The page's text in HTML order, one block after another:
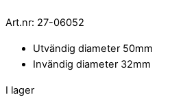
Art.nr: 27-06052
Utvändig diameter 50mm
Invändig diameter 32mm
I lager